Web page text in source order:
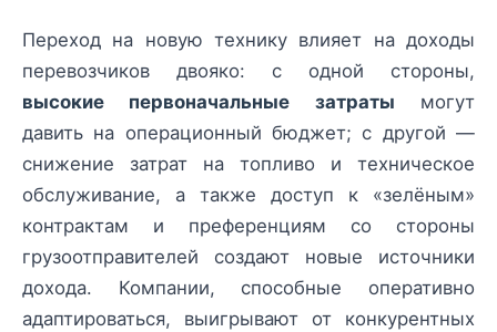
Переход на новую технику влияет на доходы
перевозчиков двояко: с одной стороны,
высокие первоначальные затраты могут
давить на операционный бюджет; с другой —
снижение затрат на топливо и техническое
обслуживание, а также доступ к «зелёным»
контрактам и преференциям со стороны
грузоотправителей создают новые источники
дохода. Компании, способные оперативно
адаптироваться, выигрывают от конкурентных